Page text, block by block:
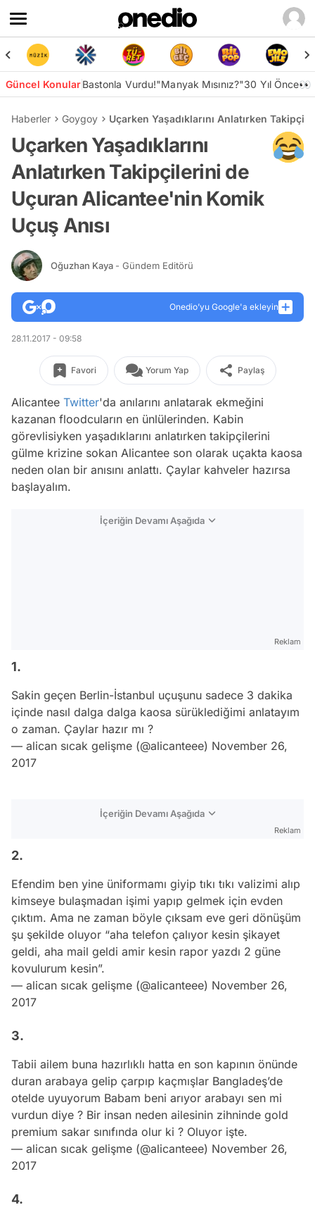
Güncel KonularBastonla Vurdu!"Manyak Mısınız?"30 Yıl Önce👀
Haberler Goygoy Uçarken Yaşadıklarını Anlatırken
Uçarken Yaşadıklarını
Anlatırken Takipçilerini de
Uçuran Alicantee'nin Komik
Uçuş Anısı
Oğuzhan Kaya - Gündem Editörü
Onedio’yu Google'a ekleyin
28.11.2017 - 09:58
Favori Yorum Yap Paylaş
Alicantee Twitter'da anılarını anlatarak ekmeğini
kazanan floodcuların en ünlülerinden. Kabin
görevlisiyken yaşadıklarını anlatırken takipçilerini
gülme krizine sokan Alicantee son olarak uçakta kaosa
neden olan bir anısını anlattı. Çaylar kahveler hazırsa
başlayalım.
İçeriğin Devamı Aşağıda
Reklam
1.
Sakin geçen Berlin-İstanbul uçuşunu sadece 3 dakika
içinde nasıl dalga dalga kaosa sürüklediğimi anlatayım
o zaman. Çaylar hazır mı ?
— alican sıcak gelişme (@alicanteee) November 26,
2017
İçeriğin Devamı Aşağıda
Reklam
2.
Efendim ben yine üniformamı giyip tıkı tıkı valizimi alıp
kimseye bulaşmadan işimi yapıp gelmek için evden
çıktım. Ama ne zaman böyle çıksam eve geri dönüşüm
şu şekilde oluyor “aha telefon çalıyor kesin şikayet
geldi, aha mail geldi amir kesin rapor yazdı 2 güne
kovulurum kesin”.
— alican sıcak gelişme (@alicanteee) November 26,
2017
3.
Tabii ailem buna hazırlıklı hatta en son kapının önünde
duran arabaya gelip çarpıp kaçmışlar Bangladeş’de
otelde uyuyorum Babam beni arıyor arabayı sen mi
vurdun diye ? Bir insan neden ailesinin zihninde gold
premium sakar sınıfında olur ki ? Oluyor işte.
— alican sıcak gelişme (@alicanteee) November 26,
2017
4.